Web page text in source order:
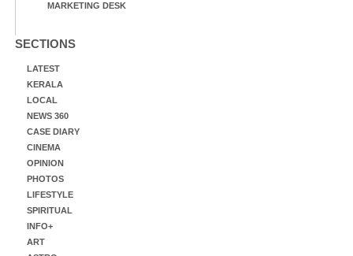
MARKETING DESK
SECTIONS
LATEST
KERALA
LOCAL
NEWS 360
CASE DIARY
CINEMA
OPINION
PHOTOS
LIFESTYLE
SPIRITUAL
INFO+
ART